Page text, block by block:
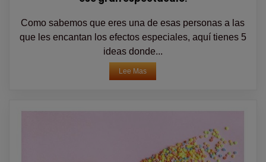
Como sabemos que eres una de esas personas a las
que les encantan los efectos especiales, aquí tienes 5
ideas donde...
Lee Mas